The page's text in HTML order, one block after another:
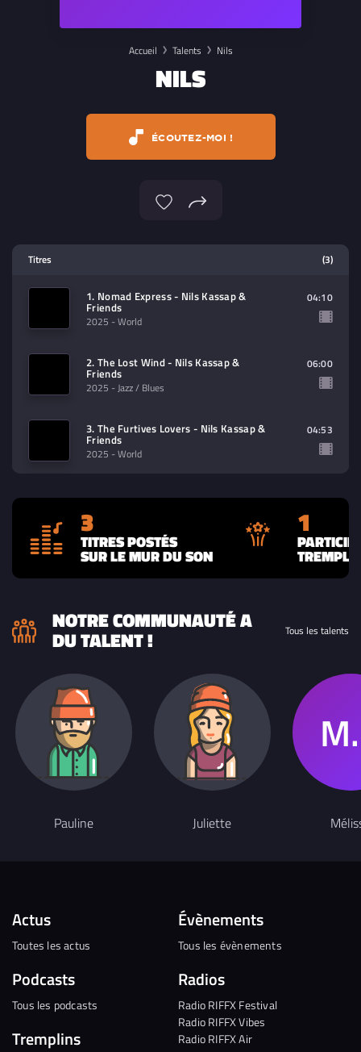
Accueil Talents Nils
NILS
ÉCOUTEZ-MOI !
contenu à lire (audio/video)
Titres (3)
1. Nomad Express - Nils Kassap &
Friends
2025 - World
04:10
2. The Lost Wind - Nils Kassap &
Friends
2025 - Jazz / Blues
06:00
3. The Furtives Lovers - Nils Kassap &
Friends
2025 - World
04:53
3
TITRES POSTÉS
SUR LE MUR DU SON
1
NOTRE COMMUNAUTÉ A
DU TALENT ! Tous les talents
Pauline Juliette
Actus
Toutes les actus
Podcasts
Tous les podcasts
Tremplins
Évènements
Tous les évènements
Radios
Radio RIFFX Festival
Radio RIFFX Vibes
Radio RIFFX Air